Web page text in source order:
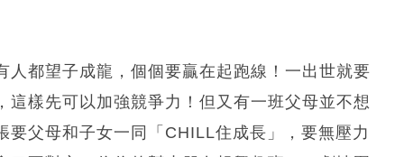
都望子成龍，個個要贏在起跑線！一出世就要
樣先可以加強競爭力！但又有一班父母並不想
父母和子女一同「CHILL住成長」，要無壓力